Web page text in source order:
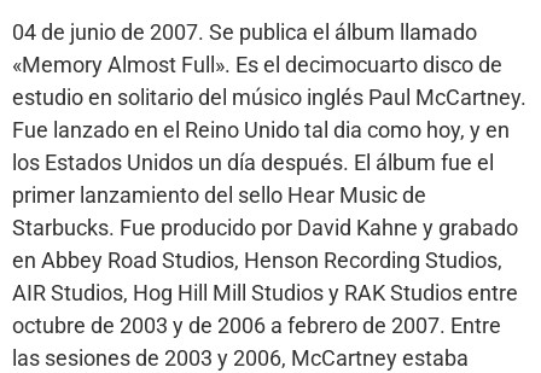
04 de junio de 2007. Se publica el álbum llamado
«Memory Almost Full». Es el decimocuarto disco de
estudio en solitario del músico inglés Paul McCartney.
Fue lanzado en el Reino Unido tal dia como hoy, y en
los Estados Unidos un día después. El álbum fue el
primer lanzamiento del sello Hear Music de
Starbucks. Fue producido por David Kahne y grabado
en Abbey Road Studios, Henson Recording Studios,
AIR Studios, Hog Hill Mill Studios y RAK Studios entre
octubre de 2003 y de 2006 a febrero de 2007. Entre
las sesiones de 2003 y 2006, McCartney estaba